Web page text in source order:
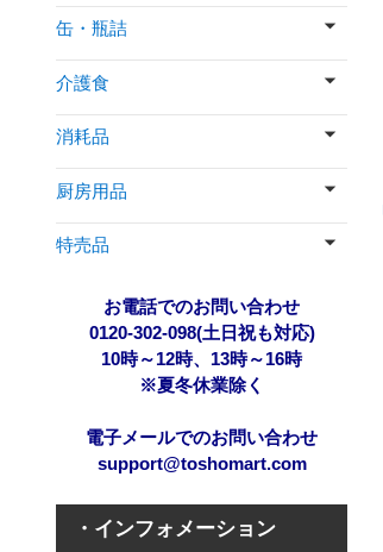
缶・瓶詰
介護食
消耗品
厨房用品
特売品
お電話でのお問い合わせ
0120-302-098(土日祝も対応)
10時～12時、13時～16時
※夏冬休業除く
電子メールでのお問い合わせ
support@toshomart.com
・インフォメーション